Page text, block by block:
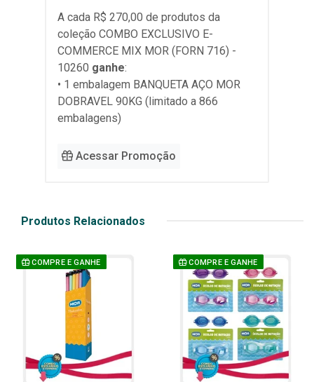
A cada R$ 270,00 de produtos da
coleção COMBO EXCLUSIVO E-
COMMERCE MIX MOR (FORN 716) -
10260 ganhe:
• 1 embalagem BANQUETA AÇO MOR
DOBRAVEL 90KG (limitado a 866
embalagens)
Acessar Promoção
Produtos Relacionados
COMPRE E GANHE COMPRE E GANHE